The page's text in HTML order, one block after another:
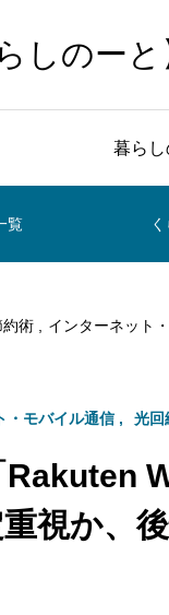
らしのー
暮ら
覧
約術 インターネット
・モバイル通信 光回
視か、